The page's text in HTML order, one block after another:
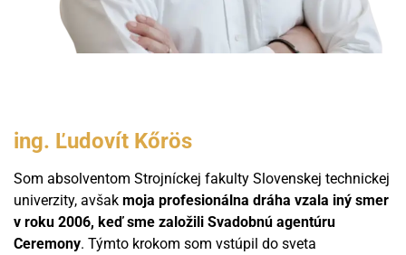
ing. Ľudovít Kőrös
Som absolventom Strojníckej fakulty Slovenskej technickej
univerzity, avšak moja profesionálna dráha vzala iný smer
v roku 2006, keď sme založili Svadobnú agentúru
Ceremony. Týmto krokom som vstúpil do sveta